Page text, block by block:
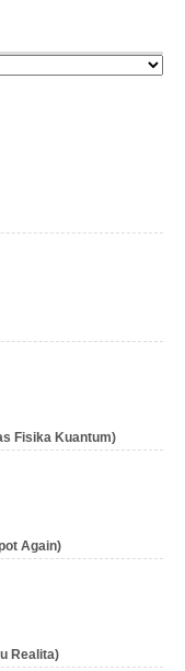
Fisika Kuantum)
Again)
Realita)